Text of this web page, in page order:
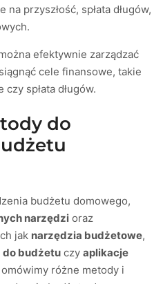
przyszłość, spłata długów,
efektywnie zarządzać
cele finansowe, takie
spłata długów.
do
budżetu domowego,
narzędzi oraz
jak narzędzia budżetowe,
do budżetu czyaplikacje
różne metody i